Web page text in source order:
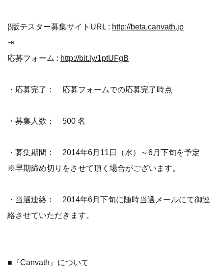
β版テスター募集サイトURL : http://beta.canvath.jp
⇥
応募フォーム : http://bit.ly/1ptUFgB
・応募完了： 応募フォームでの応募完了時点
・募集人数： 500 名
・募集期間： 2014年6月11日（水）～6月下旬を予定
※早期締め切りをさせて頂く場合がございます。
・当選連絡： 2014年6月下旬に随時当選メールにて御連
絡させていただきます。
■『Canvath』について